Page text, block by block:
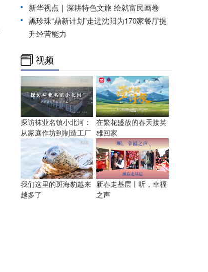
新华视点｜深耕特色文旅 绘就富民画卷
黑珍珠“鼎新计划”走进沈阳为170家餐厅提
升经营能力
视频
探访袜业名镇小北河：
从家庭作坊到制造工厂
在繁花盛放的春天接英
雄回家
我们这里的斑海豹越来
越多了
新春走基层丨听，幸福
之声